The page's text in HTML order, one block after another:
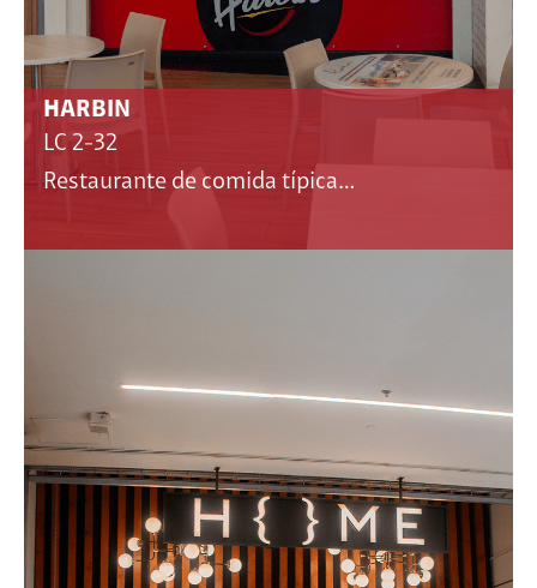
HARBIN
LC 2-32
Restaurante de comida típica…